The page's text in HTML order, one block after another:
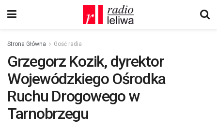
Strona Główna Gość radia
Grzegorz Kozik, dyrektor
Wojewódzkiego Ośrodka
Ruchu Drogowego w
Tarnobrzegu